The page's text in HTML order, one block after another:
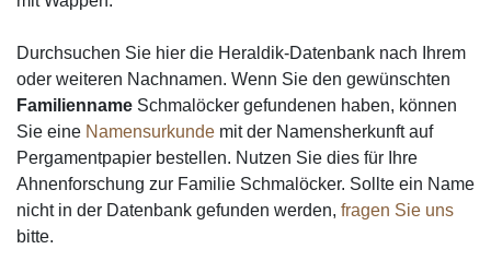
Durchsuchen Sie hier die Heraldik-Datenbank nach Ihrem
oder weiteren Nachnamen. Wenn Sie den gewünschten
Familienname Schmalöcker gefundenen haben, können
Sie eine Namensurkunde mit der Namensherkunft auf
Pergamentpapier bestellen. Nutzen Sie dies für Ihre
Ahnenforschung zur Familie Schmalöcker. Sollte ein Name
nicht in der Datenbank gefunden werden, fragen Sie uns
bitte.